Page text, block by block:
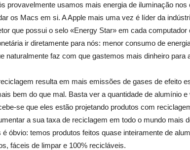
provavelmente usamos mais energia de iluminação
os Macs em si. A Apple mais uma vez é líder da
que possui o selo «Energy Star» em cada computador
ir diretamente para nós: menor consumo de
naturalmente faz com que gastemos mais dinheiro para
resulta em mais emissões de gases de efeito
bem do que mal. Basta ver a quantidade de alumínio e
se que eles estão projetando produtos com
a sua taxa de reciclagem em todo o mundo mais
óbvio: temos produtos feitos quase inteiramente de
fáceis de limpar e 100% recicláveis.